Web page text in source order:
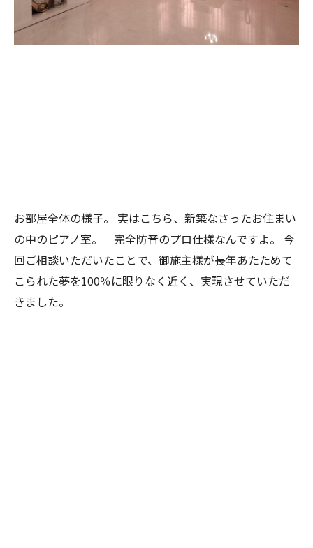
お部屋全体の様子。
実はこちら、新築なさったお住まい
の中のピアノ室。 完全防音のプロ仕様なんですよ。 今
回ご相談いただいたことで、御施主様が長年あたためて
こられた夢を100％に限りなく近く、実現させていただ
きました。